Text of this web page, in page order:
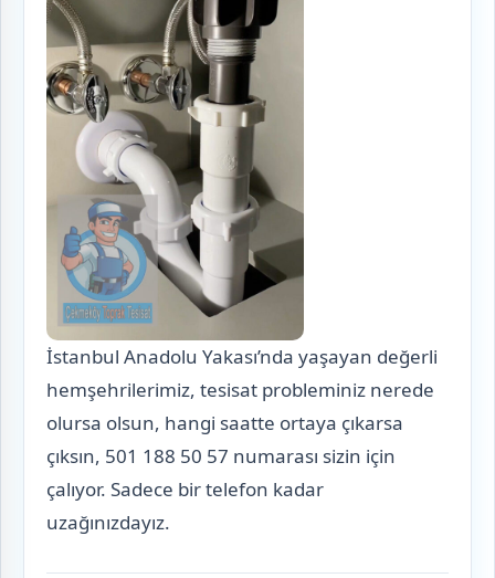
İstanbul Anadolu Yakası’nda yaşayan değerli
hemşehrilerimiz, tesisat probleminiz nerede
olursa olsun, hangi saatte ortaya çıkarsa
çıksın, 501 188 50 57 numarası sizin için
çalıyor. Sadece bir telefon kadar
uzağınızdayız.